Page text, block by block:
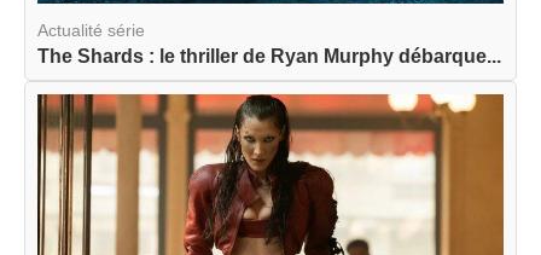
Actualité série
The Shards : le thriller de Ryan Murphy débarque...